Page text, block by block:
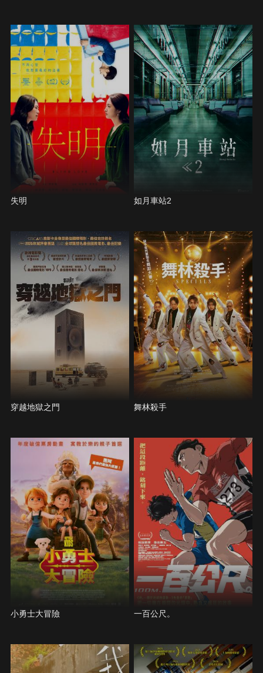
失明 如月車站2
穿越地獄之門 舞林殺手
小勇士大冒險 一百公尺。